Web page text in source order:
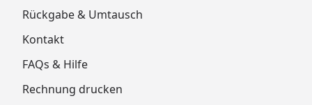
Rückgabe & Umtausch
Kontakt
FAQs & Hilfe
Rechnung drucken